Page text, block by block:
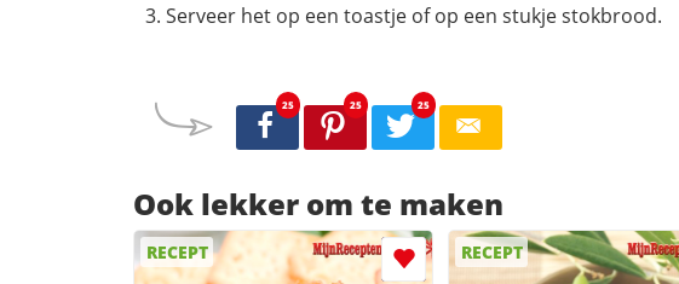
Serveer het op een toastje of op een stukje stokbrood.
25 25 25
Ook lekker om te maken
RECEPT RECEPT